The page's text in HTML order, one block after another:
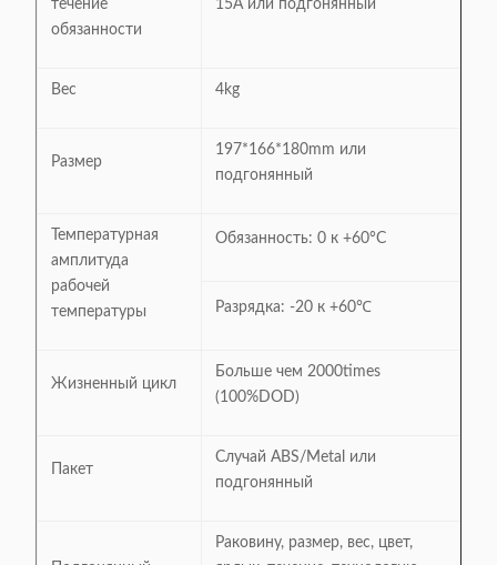
течение
обязанности
15A или подгонянный
Вес 4kg
Размер
197*166*180mm или
подгонянный
Температурная
амплитуда
рабочей
температуры
Обязанность: 0 к +60°C
Разрядка: -20 к +60℃
Жизненный цикл
Больше чем 2000times
(100%DOD)
Пакет
Случай ABS/Metal или
подгонянный
Раковину, размер, вес, цвет,